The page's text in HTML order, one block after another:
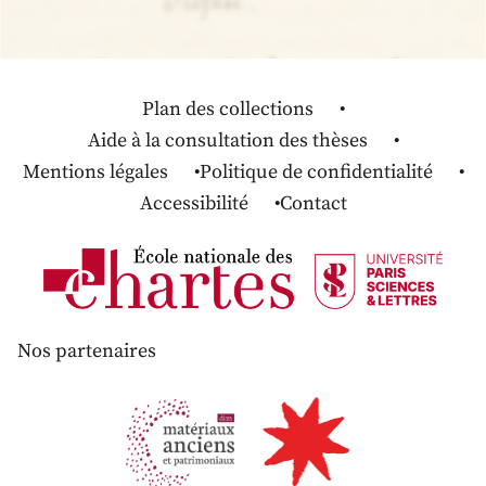
Plan des collections
Aide à la consultation des thèses
Mentions légales
Politique de confidentialité
Accessibilité
Contact
Nos partenaires